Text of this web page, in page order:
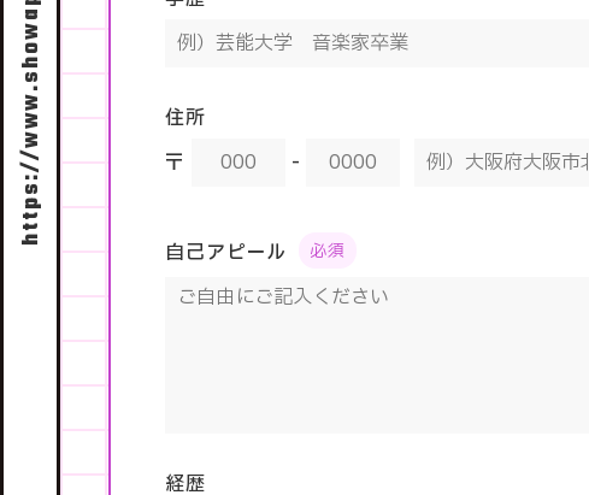
https://www.showapro.com/
住所
〒
-
自己アピール
経歴